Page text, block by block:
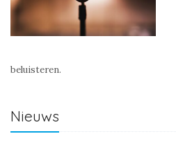
beluisteren.
Nieuws